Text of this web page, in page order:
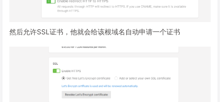
然后允许SSL证书，他就会给该根域名自动申请一个证书